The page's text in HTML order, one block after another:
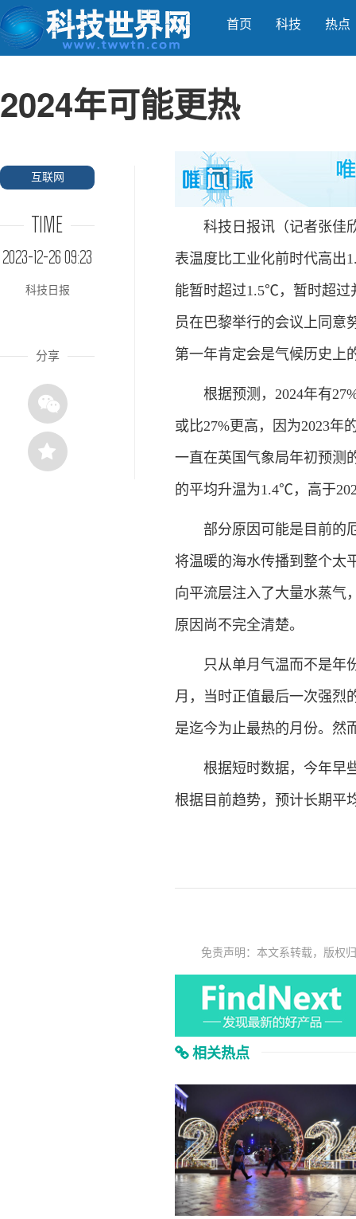
首页 科技 热点
2024年可能更热
互联网
TIME
2023-12-26 09:23
科技日报
分享
科技日报讯（记者张佳欣
表温度比工业化前时代高出
能暂时超过1.5℃，暂时超过
员在巴黎举行的会议上同
第一年肯定会是气候历史上
根据预测，2024年有27%
或比27%更高，因为2023年
一直在英国气象局年初预测
的平均升温为1.4℃，高于
部分原因可能是目前的厄
将温暖的海水传播到整个太
向平流层注入了大量水蒸气
原因尚不完全清楚。
只从单月气温而不是年份
月，当时正值最后一次强烈
是迄今为止最热的月份。然
根据短时数据，今年早些
根据目前趋势，预计长期平
免责声明：本文系转载，版权
相关热点